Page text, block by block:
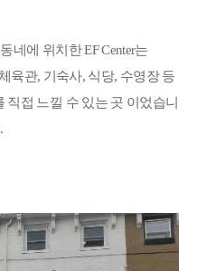
네에 위치한EF Center는
체육관, 기숙사, 식당, 수영장 등
접 느낄 수 있는 곳 이었습니
.